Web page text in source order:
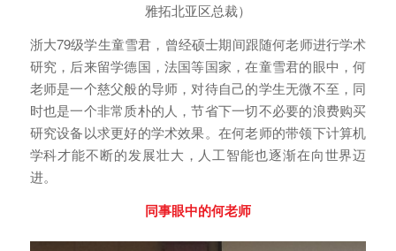
雅拓北亚区总裁）
浙大79级学生童雪君，曾经硕士期间跟随何老师进行学术
研究，后来留学德国，法国等国家，在童雪君的眼中，何
老师是一个慈父般的导师，对待自己的学生无微不至，同
时也是一个非常质朴的人，节省下一切不必要的浪费购买
研究设备以求更好的学术效果。在何老师的带领下计算机
学科才能不断的发展壮大，人工智能也逐渐在向世界迈
进。
同事眼中的何老师